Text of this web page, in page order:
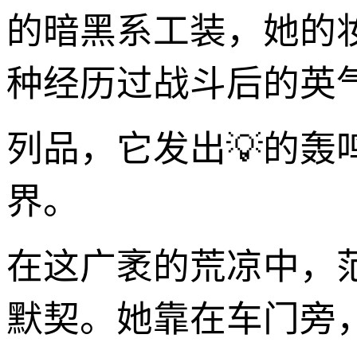
的暗黑系工装，她的
种经历过战斗后的
列品，它发出💡的轰
界。
在这广袤的荒凉中，
默契。她靠在车门旁